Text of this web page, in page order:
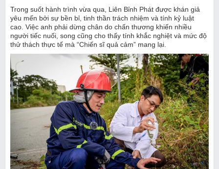
Trong suốt hành trình vừa qua, Liên Bỉnh Phát được khán giả
yêu mến bởi sự bền bỉ, tinh thần trách nhiệm và tính kỷ luật
cao. Việc anh phải dừng chân do chấn thương khiến nhiều
người tiếc nuối, song cũng cho thấy tính khắc nghiệt và mức độ
thử thách thực tế mà “Chiến sĩ quả cảm” mang lại.